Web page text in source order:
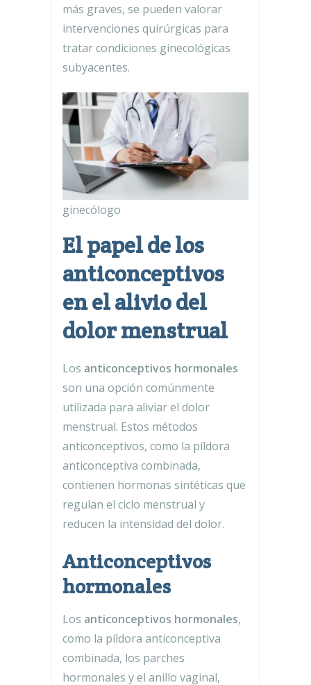
más graves, se pueden valorar
intervenciones quirúrgicas para
tratar condiciones ginecológicas
subyacentes.
ginecólogo
El papel de los
anticonceptivos
en el alivio del
dolor menstrual
Los anticonceptivos hormonales
son una opción comúnmente
utilizada para aliviar el dolor
menstrual. Estos métodos
anticonceptivos, como la píldora
anticonceptiva combinada,
contienen hormonas sintéticas que
regulan el ciclo menstrual y
reducen la intensidad del dolor.
Anticonceptivos
hormonales
Los anticonceptivos hormonales,
como la píldora anticonceptiva
combinada, los parches
hormonales y el anillo vaginal,